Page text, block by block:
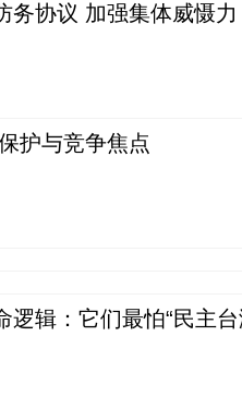
务协议 加强集体威慑力
护与竞争焦点
辑：它们最怕“民主